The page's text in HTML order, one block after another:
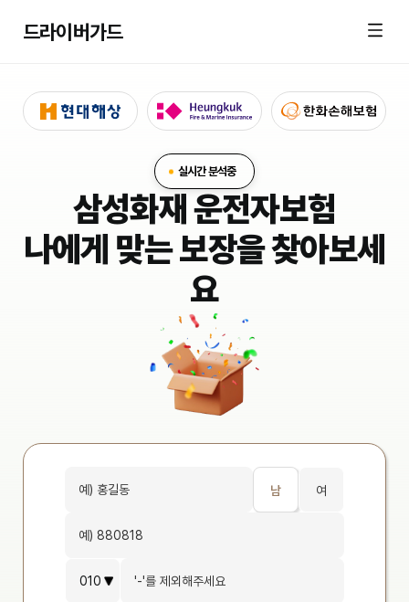
드라이버가드
실시간 분석중
삼성화재 운전자보험
나에게 맞는 보장을 찾아보세
요
남 여